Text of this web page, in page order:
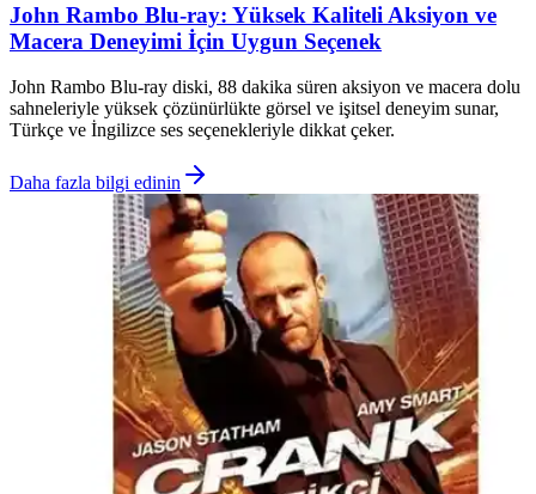
John Rambo Blu-ray: Yüksek Kaliteli Aksiyon ve
Macera Deneyimi İçin Uygun Seçenek
John Rambo Blu-ray diski, 88 dakika süren aksiyon ve macera dolu
sahneleriyle yüksek çözünürlükte görsel ve işitsel deneyim sunar,
Türkçe ve İngilizce ses seçenekleriyle dikkat çeker.
Daha fazla bilgi edinin